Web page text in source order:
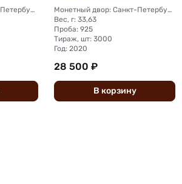
Монетный двор: Санкт-Петербургский (СПМД)
Монетный двор: Санкт-Петербургский (СПМД)
Вес, г: 33,63
Проба: 925
Тираж, шт: 3000
Год: 2020
28 500 ₽
В корзину